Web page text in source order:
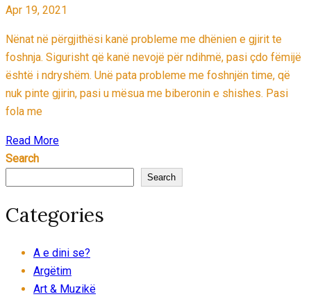
Apr 19, 2021
Nënat në përgjithësi kanë probleme me dhënien e gjirit te
foshnja. Sigurisht që kanë nevojë për ndihmë, pasi çdo fëmijë
është i ndryshëm. Unë pata probleme me foshnjën time, që
nuk pinte gjirin, pasi u mësua me biberonin e shishes. Pasi
fola me
Read More
Search
Search
Categories
A e dini se?
Argëtim
Art & Muzikë